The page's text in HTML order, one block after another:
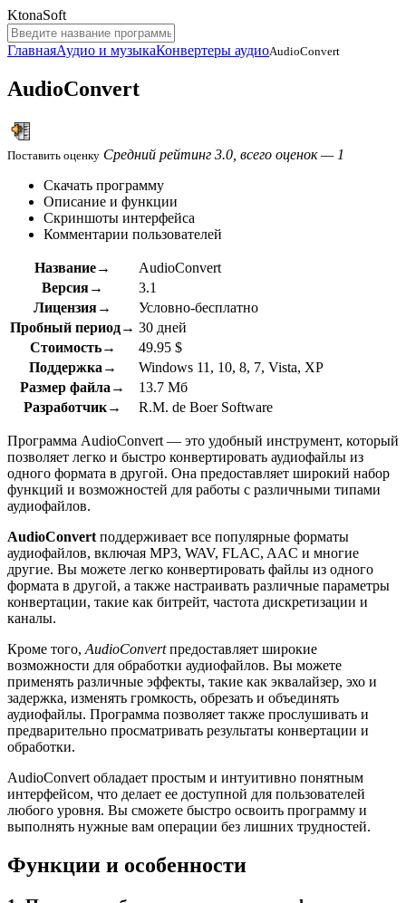
KtonaSoft
ГлавнаяАудио и музыкаКонвертеры аудиоAudioConvert
AudioConvert
Поставить оценку Средний рейтинг 3.0, всего оценок — 1
Скачать программу
Описание и функции
Скриншоты интерфейса
Комментарии пользователей
Название→
AudioConvert
Версия→
3.1
Лицензия→
Условно-бесплатно
Пробный период→ 30 дней
Стоимость→
49.95 $
Поддержка→
Windows 11, 10, 8, 7, Vista, XP
Размер файла→
13.7 Мб
Разработчик→
R.M. de Boer Software
Программа AudioConvert — это удобный инструмент, который
позволяет легко и быстро конвертировать аудиофайлы из
одного формата в другой. Она предоставляет широкий набор
функций и возможностей для работы с различными типами
аудиофайлов.
AudioConvert поддерживает все популярные форматы
аудиофайлов, включая MP3, WAV, FLAC, AAC и многие
другие. Вы можете легко конвертировать файлы из одного
формата в другой, а также настраивать различные параметры
конвертации, такие как битрейт, частота дискретизации и
каналы.
Кроме того, AudioConvertпредоставляет широкие
возможности для обработки аудиофайлов. Вы можете
применять различные эффекты, такие как эквалайзер, эхо и
задержка, изменять громкость, обрезать и объединять
аудиофайлы. Программа позволяет также прослушивать и
предварительно просматривать результаты конвертации и
обработки.
AudioConvert обладает простым и интуитивно понятным
интерфейсом, что делает ее доступной для пользователей
любого уровня. Вы сможете быстро освоить программу и
выполнять нужные вам операции без лишних трудностей.
Функции и особенности